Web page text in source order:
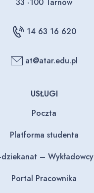
14 63 16 620
at@atar.edu.pl
USŁUGI
Poczta
Platforma studenta
dziekanat – Wykładowcy
Portal Pracownika